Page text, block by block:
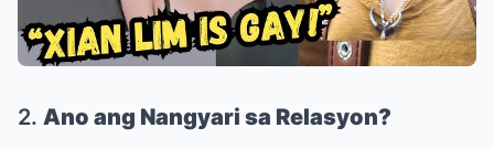
2. Ano ang Nangyari sa Relasyon?